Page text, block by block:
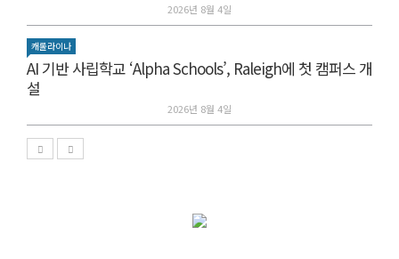
2026년 8월 4일
캐롤라이나
AI 기반 사립학교 ‘Alpha Schools’, Raleigh에 첫 캠퍼스 개
설
2026년 8월 4일